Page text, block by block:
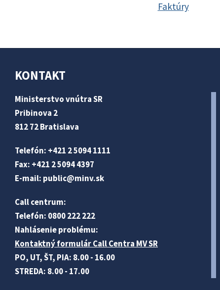
Faktúry
KONTAKT
Ministerstvo vnútra SR
Pribinova 2
812 72 Bratislava
Telefón: +421 2 5094 1111
Fax: +421 2 5094 4397
E-mail: public@minv.sk
Call centrum:
Telefón: 0800 222 222
Nahlásenie problému:
Kontaktný formulár Call Centra MV SR
PO, UT, ŠT, PIA: 8.00 - 16.00
STREDA: 8.00 - 17.00